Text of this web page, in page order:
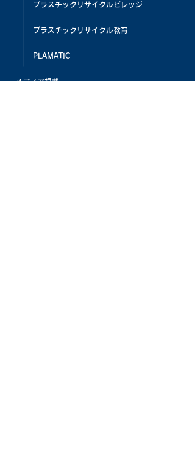
プラスチックリサイクルビレッジ
プラスチックリサイクル教育
PLAMATIC
メディア掲載